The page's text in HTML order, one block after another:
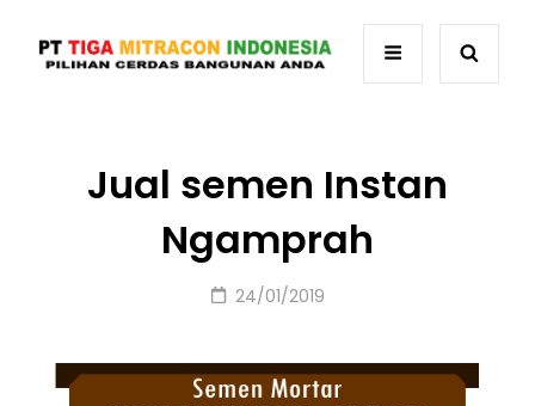
Jual semen Instan
Ngamprah
Posted
24/01/2019